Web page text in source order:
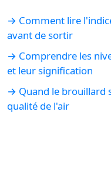
→ Comment lire
avant de sortir
→ Comprendre les
et leur signification
→ Quand le brouillard
qualité de l'air